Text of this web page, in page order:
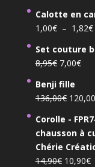
Calotte en
1,00€ – 1,82€
Set couture
8,95€ Le
initial
était :
8,95€.
7,00€Le
est :
Benji fille
136,00€ Le
initial
était :
120,00
Corolle -
chausson à
Chérie
14,90€ Le
10,90€Le